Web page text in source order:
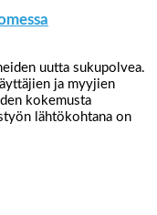
uutta sukupolvea.
ja myyjien
kokemusta
lähtökohtana on